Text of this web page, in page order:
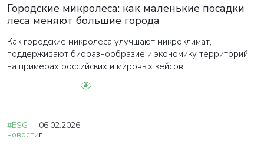
Городские микролеса: как маленькие посадки
леса меняют большие города
Как городские микролеса улучшают микроклимат,
поддерживают биоразнообразие и экономику территорий
на примерах российских и мировых кейсов.
#ESG
новости
06.02.2026
г.